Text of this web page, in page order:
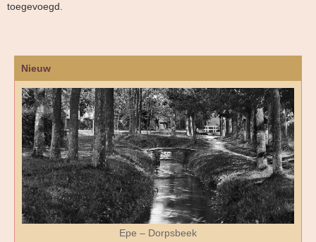
toegevoegd.
Nieuw
Epe – Dorpsbeek